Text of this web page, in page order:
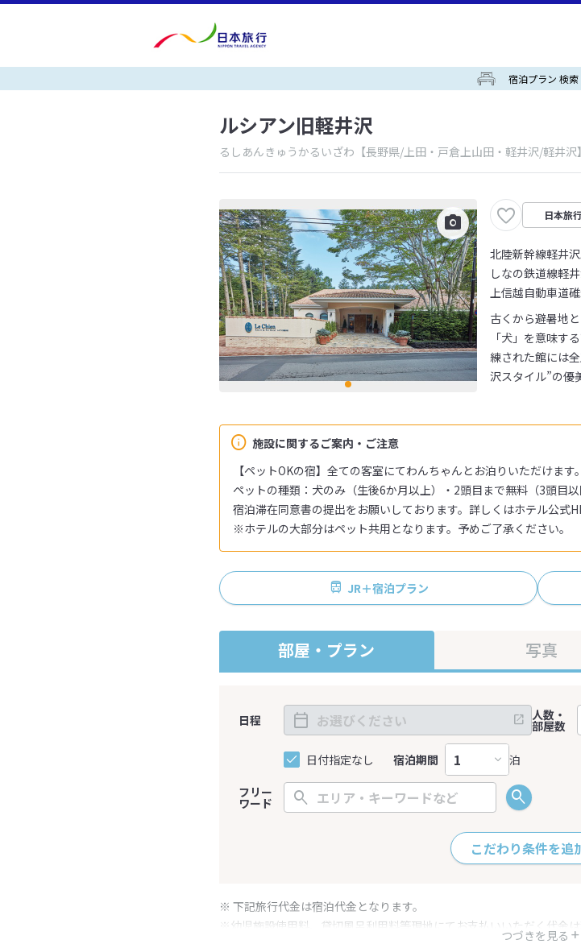
宿泊プラン 検
ルシアン旧軽井沢
るしあんきゅうかるいざわ 【長野県/上田・戸倉上山田・軽井沢/軽井沢】
日本旅
北陸新幹線軽井
しなの鉄道線軽
上信越自動車道
施設に関するご案内・ご注意
【ペットOKの宿】全ての客室にてわんちゃんとお泊りいただけます。
ペットの種類：犬のみ（生後6か月以上）・2頭目まで無料（3頭目以
宿泊滞在同意書の提出をお願いしております。詳しくはホテル公式
※ホテルの大部分はペット共用となります。予めご了承ください。
古くから避暑地
「犬」を意味す
練された館には
沢スタイル”の優
JR＋宿泊プラン
部屋・プラン 写真
日程
日付指定なし 宿泊期間 泊
人数・
部屋数
フリー
ワード
こだわり条件を追
つづきを見る
※ 下記旅行代金は宿泊代金となります。
※幼児施設使用料、貸切風呂利用料等現地にてお支払いいただく代金